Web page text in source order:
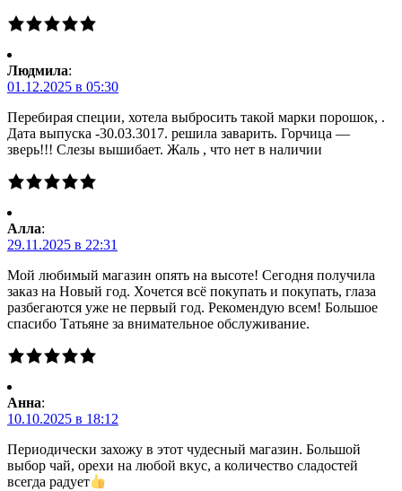
Людмила:
01.12.2025 в 05:30
Перебирая специи, хотела выбросить такой марки порошок, .
Дата выпуска -30.03.3017. решила заварить. Горчица —
зверь!!! Слезы вышибает. Жаль , что нет в наличии
Алла:
29.11.2025 в 22:31
Мой любимый магазин опять на высоте! Сегодня получила
заказ на Новый год. Хочется всё покупать и покупать, глаза
разбегаются уже не первый год. Рекомендую всем! Большое
спасибо Татьяне за внимательное обслуживание.
Анна:
10.10.2025 в 18:12
Периодически захожу в этот чудесный магазин. Большой
выбор чай, орехи на любой вкус, а количество сладостей
всегда радует